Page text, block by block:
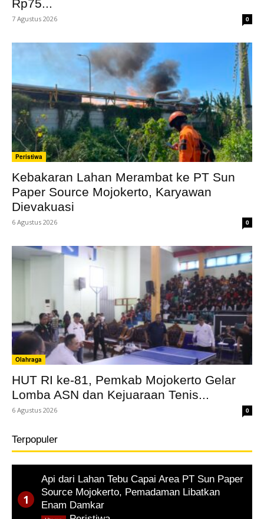
Rp75...
7 Agustus 2026 0
Peristiwa
Kebakaran Lahan Merambat ke PT Sun
Paper Source Mojokerto, Karyawan
Dievakuasi
6 Agustus 2026 0
Olahraga
HUT RI ke-81, Pemkab Mojokerto Gelar
Lomba ASN dan Kejuaraan Tenis...
6 Agustus 2026 0
Terpopuler
Api dari Lahan Tebu Capai Area PT Sun Paper
Source Mojokerto, Pemadaman Libatkan
Enam Damkar